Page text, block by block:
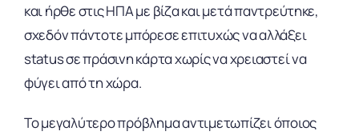
και ήρθε στις ΗΠΑ με βίζα και μετά παντρεύτηκε,
σχεδόν πάντοτε μπόρεσε επιτυχώς να αλλάξει
status σε πράσινη κάρτα χωρίς να χρειαστεί να
φύγει από τη χώρα.
Το μεγαλύτερο πρόβλημα αντιμετωπίζει όποιος